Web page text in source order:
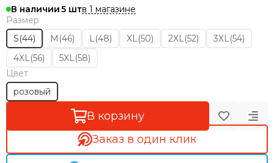
В наличии5
в 1 магазине
Размер
S(44)
M(46) L(48) XL(50) 2XL(52)
3XL(54)
4XL(56)
5XL(58)
Цвет
розовый
В корзину
Заказ в один клик